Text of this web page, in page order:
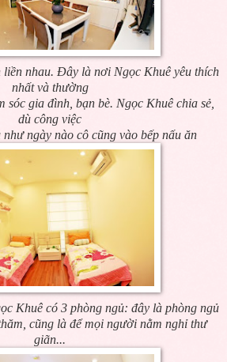
liền nhau. Đây là nơi Ngọc Khuê yêu thích
nhất và thường
sóc gia đình, bạn bè. Ngọc Khuê chia sẻ,
dù công việc
ngày nào cô cũng vào bếp nấu ăn
Khuê có 3 phòng ngủ: đây là phòng ngủ
cũng là để mọi người nằm nghỉ thư
giãn...